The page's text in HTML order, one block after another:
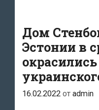
с
Дом
Эстонии в
16.02.2022 от admin